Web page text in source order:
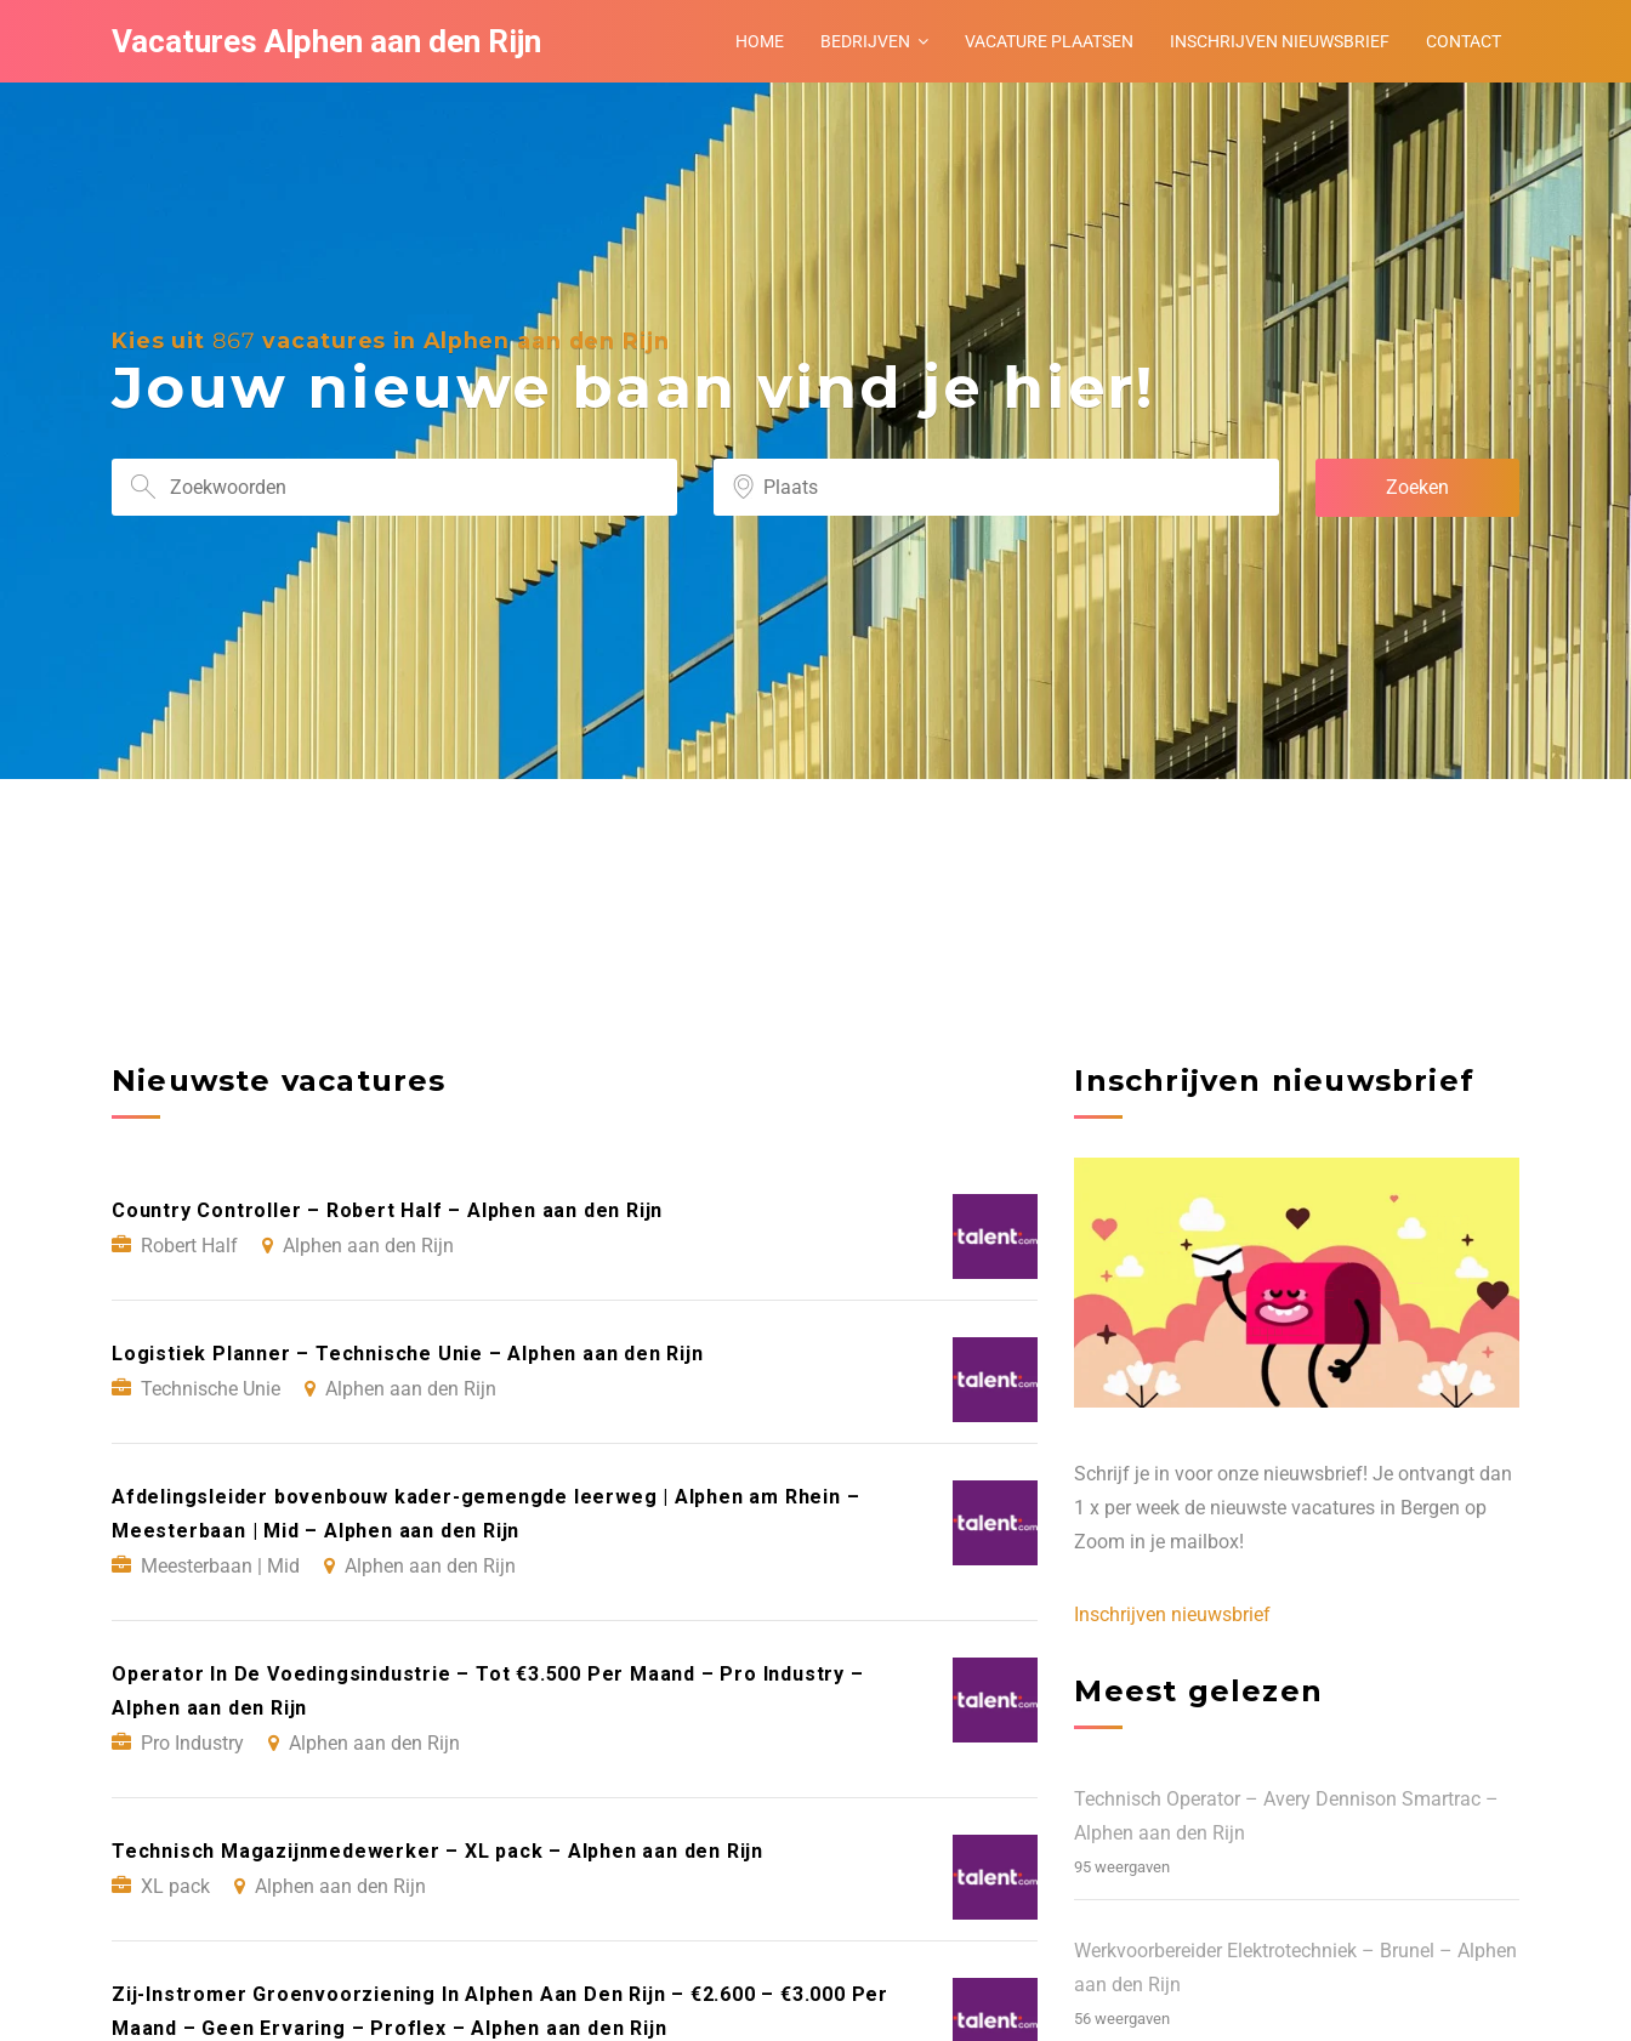
Vacatures Alphen aan den Rijn HOME BEDRIJVEN VACATURE PLAATSEN INSCHRIJVEN NIEUWSBRIEF CONTACT
Kies uit 867 vacatures in Alphen aan den Rijn
Jouw nieuwe baan vind je hier!
Nieuwste vacatures
Country Controller – Robert Half – Alphen aan den Rijn
Robert Half
Alphen aan den Rijn
Logistiek Planner – Technische Unie – Alphen aan den Rijn
Technische Unie
Alphen aan den Rijn
Afdelingsleider bovenbouw kader-gemengde leerweg | Alphen am Rhein –
Meesterbaan | Mid – Alphen aan den Rijn
Meesterbaan | Mid
Alphen aan den Rijn
Operator In De Voedingsindustrie – Tot €3.500 Per Maand – Pro Industry –
Alphen aan den Rijn
Pro Industry
Alphen aan den Rijn
Technisch Magazijnmedewerker – XL pack – Alphen aan den Rijn
XL pack
Alphen aan den Rijn
Zij-Instromer Groenvoorziening In Alphen Aan Den Rijn – €2.600 – €3.000 Per
Maand – Geen Ervaring – Proflex – Alphen aan den Rijn
Inschrijven nieuwsbrief
Schrijf je in voor onze nieuwsbrief! Je ontvangt dan
1 x per week de nieuwste vacatures in Bergen op
Zoom in je mailbox!
Inschrijven nieuwsbrief
Meest gelezen
Technisch Operator – Avery Dennison Smartrac –
Alphen aan den Rijn
95 weergaven
Werkvoorbereider Elektrotechniek – Brunel – Alphen
aan den Rijn
56 weergaven